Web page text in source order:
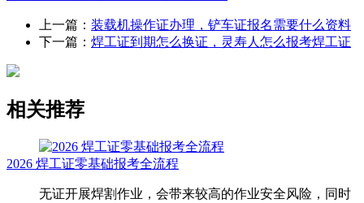
上一篇： 装载机操作证办理，铲车证报名需要什么资料
下一篇： 焊工证到期怎么换证，灵寿人怎么报考焊工证
相关推荐
2026 焊工证零基础报考全流程
无证开展焊割作业，会带来较高的作业安全风险，同时